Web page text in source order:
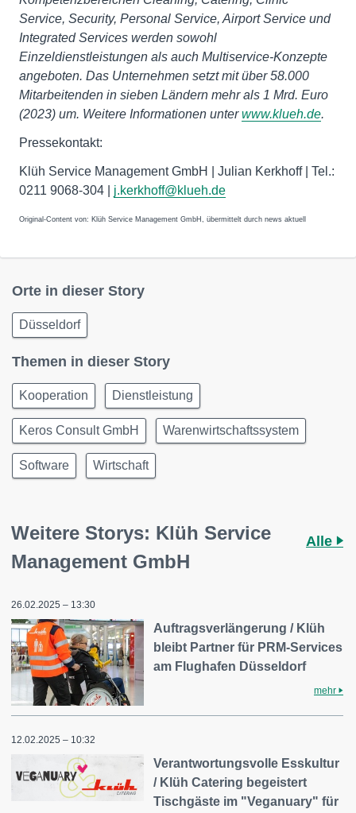
Service, Security, Personal Service, Airport Service und
Integrated Services werden sowohl
Einzeldienstleistungen als auch Multiservice-Konzepte
angeboten. Das Unternehmen setzt mit über 58.000
Mitarbeitenden in sieben Ländern mehr als 1 Mrd. Euro
(2023) um. Weitere Informationen unterwww.klueh.de.
Pressekontakt:
Klüh Service Management GmbH | Julian Kerkhoff | Tel.:
0211 9068-304 | j.kerkhoff@klueh.de
Original-Content von: Klüh Service Management GmbH, übermittelt durch news aktuell
Orte in dieser Story
Düsseldorf
Themen in dieser Story
Kooperation Dienstleistung
Keros Consult GmbH Warenwirtschaftssystem
Software Wirtschaft
Weitere Storys: Klüh Service
Management GmbH
Alle
26.02.2025 – 13:30
Auftragsverlängerung / Klüh
bleibt Partner für PRM-Services
am Flughafen Düsseldorf
mehr
12.02.2025 – 10:32
Verantwortungsvolle Esskultur
/ Klüh Catering begeistert
Tischgäste im "Veganuary" für